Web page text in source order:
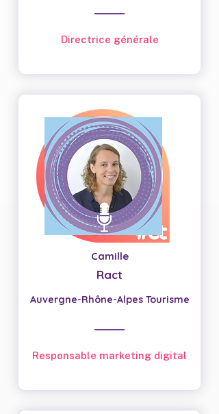
Directrice générale
Camille
Ract
Auvergne-Rhône-Alpes Tourisme
Responsable marketing digital